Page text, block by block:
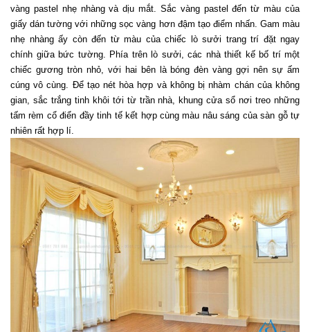
vàng pastel nhẹ nhàng và dịu mắt. Sắc vàng pastel đến từ màu của
giấy dán tường với những sọc vàng hơn đậm tạo điểm nhấn. Gam màu
nhẹ nhàng ấy còn đến từ màu của chiếc lò sưởi trang trí đặt ngay
chính giữa bức tường. Phía trên lò sưởi, các nhà thiết kế bố trí một
chiếc gương tròn nhỏ, với hai bên là bóng đèn vàng gợi nên sự ấm
cúng vô cùng. Để tạo nét hòa hợp và không bị nhàm chán của không
gian, sắc trắng tinh khôi tới từ trần nhà, khung cửa sổ nơi treo những
tấm rèm cổ điển đầy tinh tế kết hợp cùng màu nâu sáng của sàn gỗ tự
nhiên rất hợp lí.